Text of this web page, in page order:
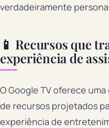
verdadeiramente
📱 Recursos que
experiência de
O Google TV oferece
de recursos projetados
experiência de